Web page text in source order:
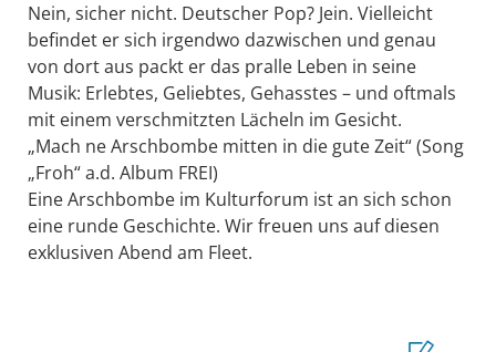
Nein, sicher nicht. Deutscher Pop? Jein. Vielleicht
befindet er sich irgendwo dazwischen und genau
von dort aus packt er das pralle Leben in seine
Musik: Erlebtes, Geliebtes, Gehasstes – und oftmals
mit einem verschmitzten Lächeln im Gesicht.
„Mach ne Arschbombe mitten in die gute Zeit“ (Song
„Froh“ a.d. Album FREI)
Eine Arschbombe im Kulturforum ist an sich schon
eine runde Geschichte. Wir freuen uns auf diesen
exklusiven Abend am Fleet.